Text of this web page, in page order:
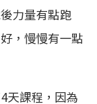
力量有點跑
，慢慢有一點
天課程，因為